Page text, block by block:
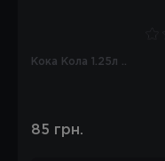
Кока Кола 1.25л ..
85 грн.